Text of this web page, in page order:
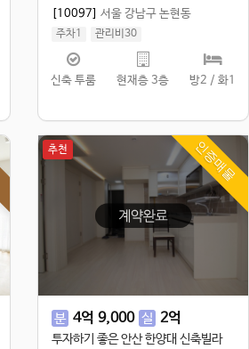
[10097] 서울 강남구 논현동
주차1
관리비30
실 100㎡
공 120㎡
신축 투룸 현재층 3층 방2 / 화1
인증매물
추천
분 4억 9,000 실 2억
투자하기 좋은 안산 한양대 신축빌라